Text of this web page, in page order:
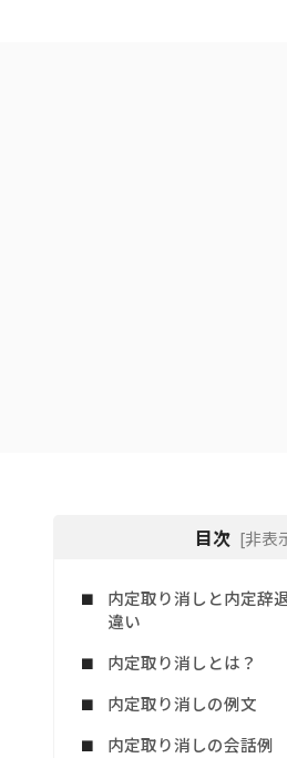
目次 [非表
内定取り消しと内定辞
違い
内定取り消しとは？
内定取り消しの例文
内定取り消しの会話例